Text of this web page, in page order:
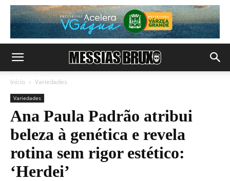
Início Variedades
Variedades
Ana Paula Padrão atribui
beleza à genética e revela
rotina sem rigor estético:
‘Herdei’